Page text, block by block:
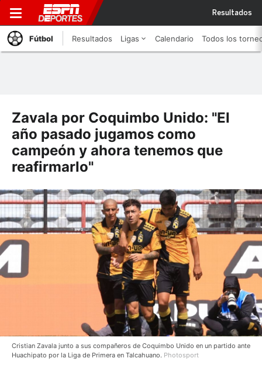
Resultados
Fútbol Resultados Ligas Calendario Todos los
Zavala por Coquimbo Unido: "El
año pasado jugamos como
campeón y ahora tenemos que
reafirmarlo"
Cristian Zavala junto a sus compañeros de Coquimbo Unido en un partido ante
Huachipato por la Liga de Primera en Talcahuano. Photosport